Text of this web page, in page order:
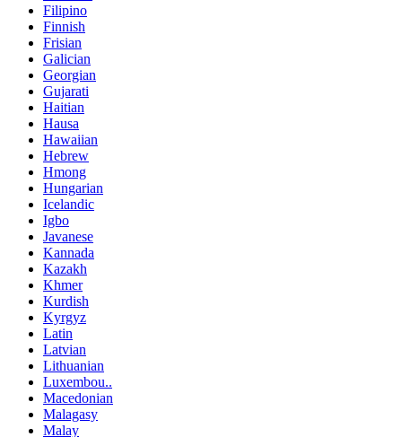
Filipino
Finnish
Frisian
Galician
Georgian
Gujarati
Haitian
Hausa
Hawaiian
Hebrew
Hmong
Hungarian
Icelandic
Igbo
Javanese
Kannada
Kazakh
Khmer
Kurdish
Kyrgyz
Latin
Latvian
Lithuanian
Luxembou..
Macedonian
Malagasy
Malay